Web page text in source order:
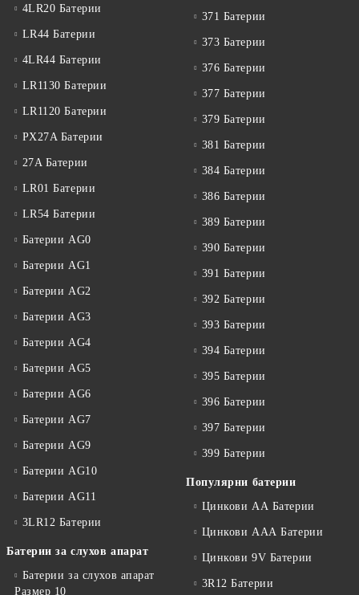
4LR20 Батерии
LR44 Батерии
4LR44 Батерии
LR1130 Батерии
LR1120 Батерии
PX27A Батерии
27A Батерии
LR01 Батерии
LR54 Батерии
Батерии AG0
Батерии AG1
Батерии AG2
Батерии AG3
Батерии AG4
Батерии AG5
Батерии AG6
Батерии AG7
Батерии AG9
Батерии AG10
Батерии AG11
3LR12 Батерии
Батерии за слухов апарат
Батерии за слухов апарат
Размер 10
371 Батерии
373 Батерии
376 Батерии
377 Батерии
379 Батерии
381 Батерии
384 Батерии
386 Батерии
389 Батерии
390 Батерии
391 Батерии
392 Батерии
393 Батерии
394 Батерии
395 Батерии
396 Батерии
397 Батерии
399 Батерии
Популярни батерии
Цинкови АА Батерии
Цинкови ААА Батерии
Цинкови 9V Батерии
3R12 Батерии